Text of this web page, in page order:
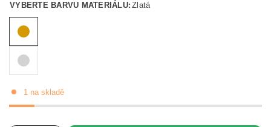
VYBERTE BARVU MATERIÁLU: Zlatá
1 na skladě